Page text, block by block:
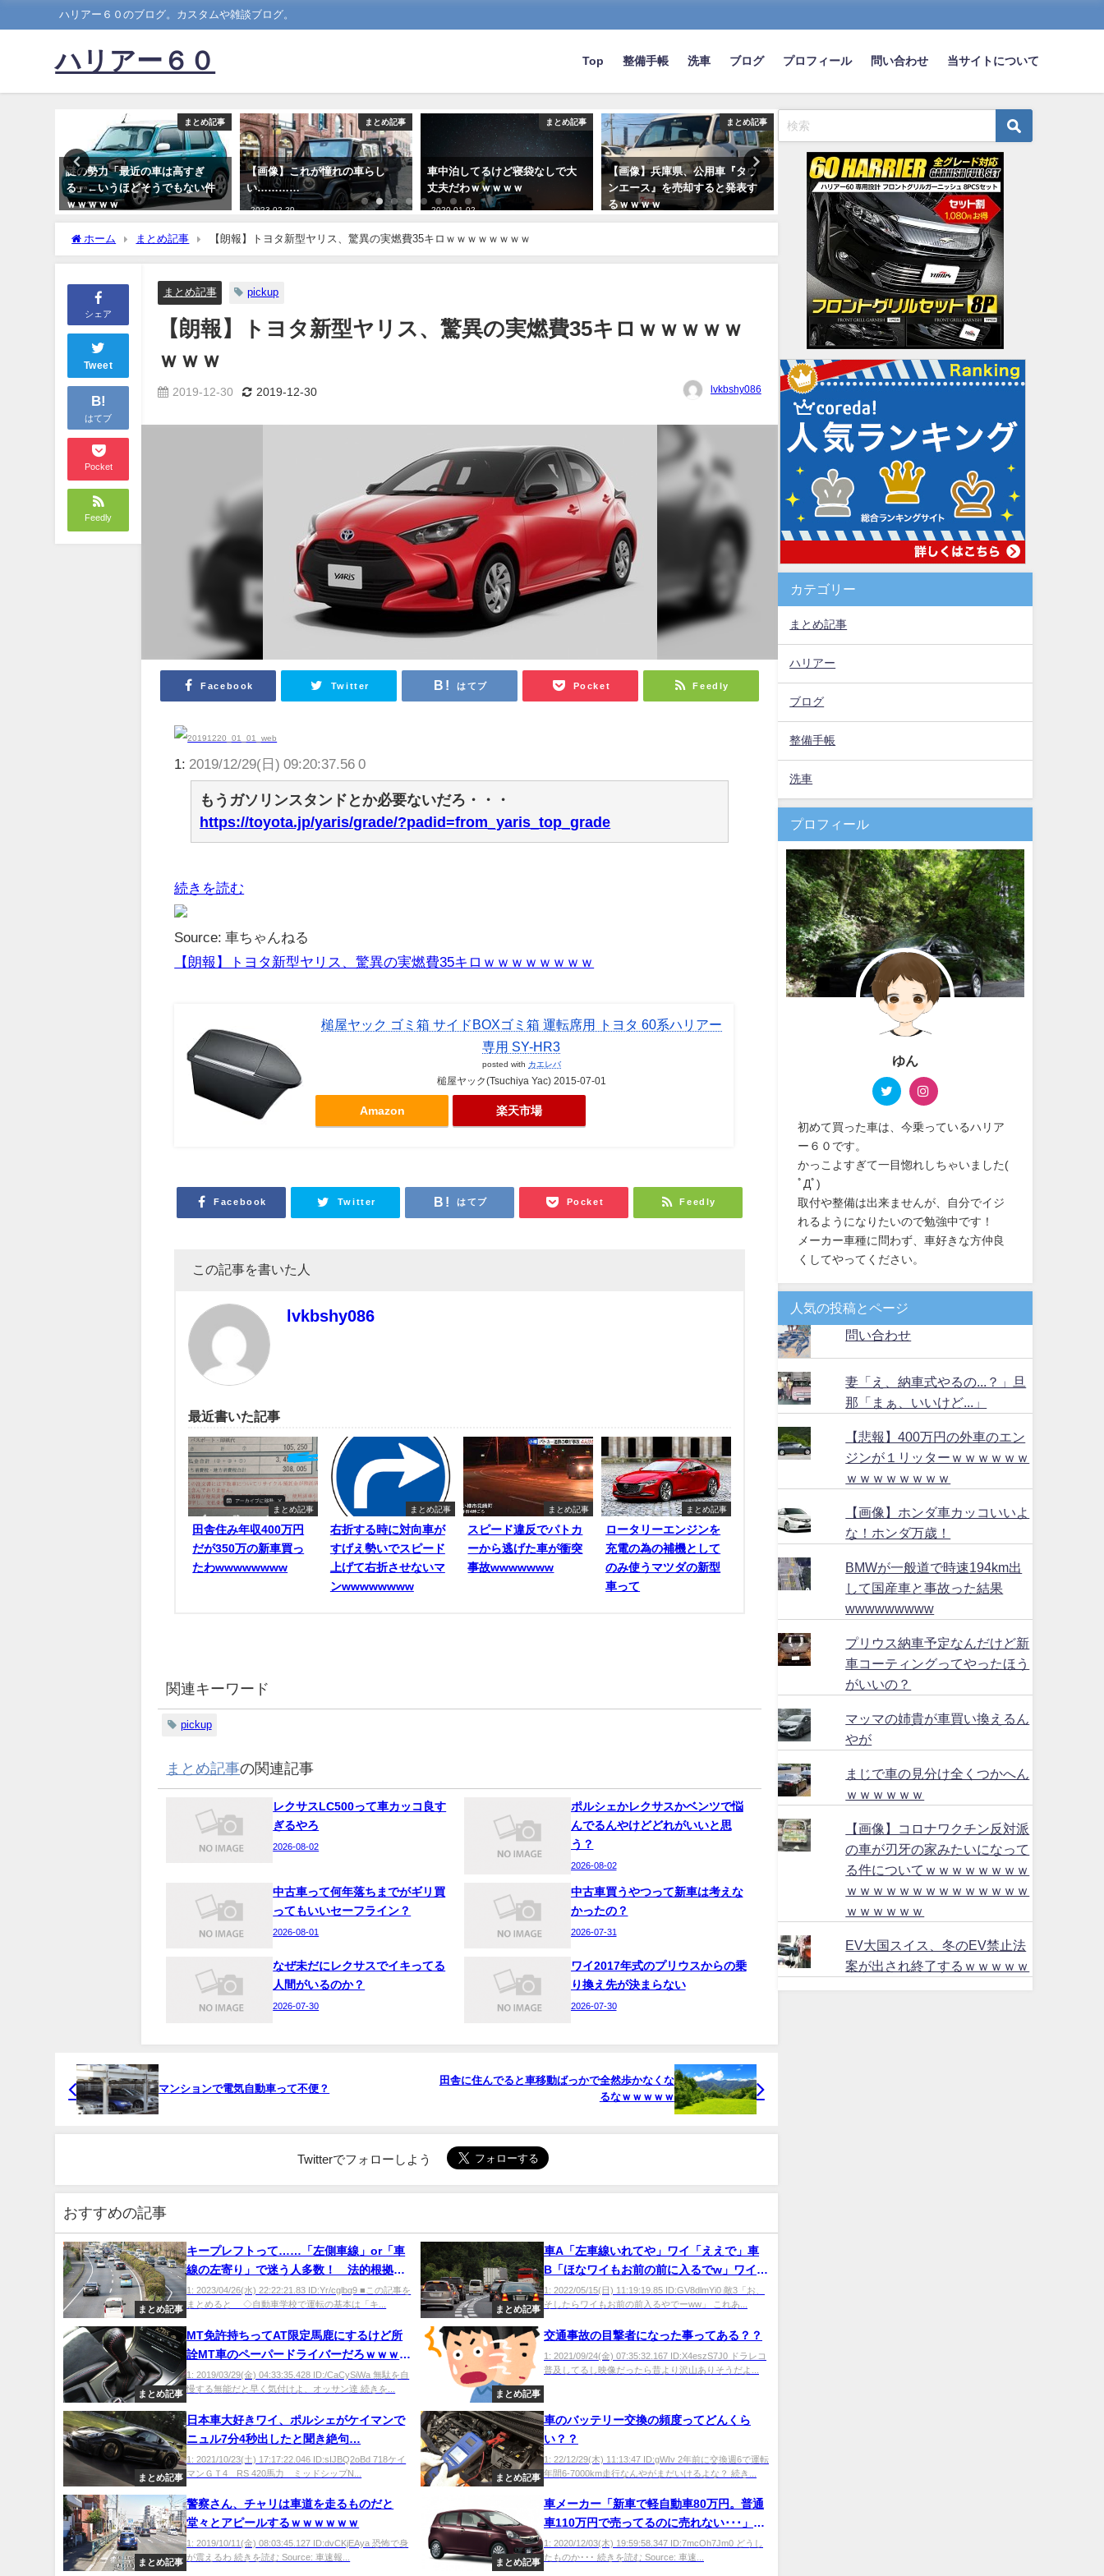
ハリアー６０のブログ。カスタムや雑談ブログ。
ハリアー６０ Top 整備手帳 洗車 ブログ プロフィール 問い合わせ 当サイトについて
まとめ記事
謎の勢力「最近の車は高すぎ
る」←いうほどそうでもない件
ｗｗｗｗｗ
まとめ記事
【画像】これが憧れの車らし
い…………
2023-02-20
まとめ記事
車中泊してるけど寝袋なしで大
丈夫だわｗｗｗｗｗ
2020-01-02
まとめ記事
【画像】兵庫県、公用車『タウ
ンエース』を売却すると発表す
るｗｗｗｗ
お前ら「車なんて要らない」神
「スズキ、ダイハツ、マツダど
れかの車を一台プレゼントしよ
2020-05-10
俺の感覚だとハリアーって
車なんだよ なんでハリア
同等かそれ以上の車がバン
走ってるんだよ・・・・
2023-08-21
ホーム まとめ記事 【朗報】トヨタ新型ヤリス、驚異の実燃費35キロｗｗｗｗｗｗｗｗ
シェア
Tweet
B!
はてブ
Pocket
Feedly
まとめ記事 pickup
【朗報】トヨタ新型ヤリス、驚異の実燃費35キロｗｗｗｗｗ
ｗｗｗ
2019-12-30 2019-12-30 lvkbshy086
Facebook Twitter はてブ Pocket Feedly
1: 2019/12/29(日) 09:20:37.56 0
もうガソリンスタンドとか必要ないだろ・・・
https://toyota.jp/yaris/grade/?padid=from_yaris_top_grade
続きを読む
Source: 車ちゃんねる
【朗報】トヨタ新型ヤリス、驚異の実燃費35キロｗｗｗｗｗｗｗｗ
槌屋ヤック ゴミ箱 サイドBOXゴミ箱 運転席用 トヨタ 60系ハリアー
専用 SY-HR3
posted with カエレバ
槌屋ヤック(Tsuchiya Yac) 2015-07-01
Amazon 楽天市場
Facebook Twitter はてブ Pocket Feedly
この記事を書いた人
lvkbshy086
最近書いた記事
まとめ記事
田舎住み年収400万円
だが350万の新車買っ
たわwwwwwwww
まとめ記事
右折する時に対向車が
すげえ勢いでスピード
上げて右折させないマ
ンwwwwwwww
まとめ記事
スピード違反でパトカ
ーから逃げた車が衝突
事故wwwwwww
まとめ記事
ロータリーエンジンを
充電の為の補機として
のみ使うマツダの新型
車って
関連キーワード
pickup
まとめ記事の関連記事
レクサスLC500って車カッコ良す
ぎるやろ
2026-08-02
ポルシェかレクサスかベンツで悩
んでるんやけどどれがいいと思
う？
2026-08-02
中古車って何年落ちまでがギリ買
ってもいいセーフライン？
2026-08-01
中古車買うやつって新車は考えな
かったの？
2026-07-31
なぜ未だにレクサスでイキってる
人間がいるのか？
2026-07-30
ワイ2017年式のプリウスからの乗
り換え先が決まらない
2026-07-30
マンションで電気自動車って不便？
田舎に住んでると車移動ばっかで全然歩かなくな
るなｗｗｗｗｗ
Twitterでフォローしよう
おすすめの記事
まとめ記事
キープレフトって……「左側車線」or「車
線の左寄り」で迷う人多数！ 法的根拠か
ら決着を付けてみた
1: 2023/04/26(水) 22:22:21.83 ID:Yr/cglbq9 ■この記事を
まとめると ◇自動車学校で運転の基本は「キ...
まとめ記事
車A「左車線いれてや」ワイ「ええで」車
B「ほなワイもお前の前に入るでw」ワイ
「しゃーない」
1: 2022/05/15(日) 11:19:19.85 ID:GV8dlmYi0 敵3「お、
そしたらワイもお前の前入るやでーww」 これあ...
まとめ記事
MT免許持ちってAT限定馬鹿にするけど所
詮MT車のペーパードライバーだろｗｗｗｗ
ｗ
1: 2019/03/29(金) 04:33:35.428 ID:/CaCySiWa 無駄を自
慢する無能だと早く気付けよ、オッサン達 続きを...
まとめ記事
交通事故の目撃者になった事ってある？？
1: 2021/09/24(金) 07:35:32.167 ID:X4eszS7J0 ドラレコ
普及してるし映像だったら昔より沢山ありそうだよ...
まとめ記事
日本車大好きワイ、ポルシェがケイマンで
ニュル7分4秒出したと聞き絶句…
1: 2021/10/23(土) 17:17:22.046 ID:sIJBQ2oBd 718ケイ
マンＧＴ4 RS 420馬力 ミッドシップN...
まとめ記事
車のバッテリー交換の頻度ってどんくら
い？？
1: 22/12/29(木) 11:13:47 ID:gWIv 2年前に交換週6で運転
年間6-7000km走行なんやがまだいけるよな？ 続き...
まとめ記事
警察さん、チャリは車道を走るものだと
堂々とアピールするｗｗｗｗｗｗ
1: 2019/10/11(金) 08:03:45.127 ID:dvCKjEAya 恐怖で身
が震えるわ 続きを読む Source: 車速報...
まとめ記事
車メーカー「新車で軽自動車80万円。普通
車110万円で売ってるのに売れない･･･」貧
乏人「東京だと車なんていらねえｗｗｗ
ｗ」
1: 2020/12/03(木) 19:59:58.347 ID:7mcOh7Jm0 どうし
たものか･･･ 続きを読む Source: 車速...
カテゴリー
まとめ記事
ハリアー
ブログ
整備手帳
洗車
プロフィール
ゆん
初めて買った車は、今乗っているハリア
ー６０です。
かっこよすぎて一目惚れしちゃいました(
ﾟДﾟ)
取付や整備は出来ませんが、自分でイジ
れるようになりたいので勉強中です！
メーカー車種に問わず、車好きな方仲良
くしてやってください。
人気の投稿とページ
問い合わせ
妻「え、納車式やるの...？」旦
那「まぁ、いいけど...」
【悲報】400万円の外車のエン
ジンが１リッターｗｗｗｗｗｗ
ｗｗｗｗｗｗｗｗ
【画像】ホンダ車カッコいいよ
な！ホンダ万歳！
BMWが一般道で時速194km出
して国産車と事故った結果
wwwwwwwww
プリウス納車予定なんだけど新
車コーティングってやったほう
がいいの？
マッマの姉貴が車買い換えるん
やが
まじで車の見分け全くつかへん
ｗｗｗｗｗｗ
【画像】コロナワクチン反対派
の車が刃牙の家みたいになって
る件についてｗｗｗｗｗｗｗｗ
ｗｗｗｗｗｗｗｗｗｗｗｗｗｗ
ｗｗｗｗｗｗ
EV大国スイス、冬のEV禁止法
案が出され終了するｗｗｗｗｗ